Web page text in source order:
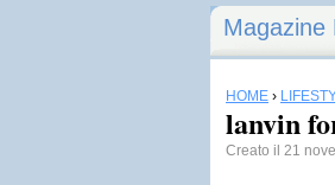
Magazine
HOME ›
lanvin
Creato il 21